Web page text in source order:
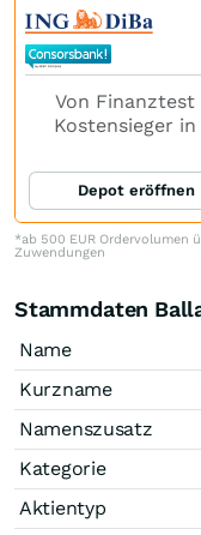
Von Finanztest
Kostensieger
Depot eröffnen
*ab 500 EUR Ordervolumen
Zuwendungen
Stammdaten
Name
Kurzname
Namenszusatz
Kategorie
Aktientyp